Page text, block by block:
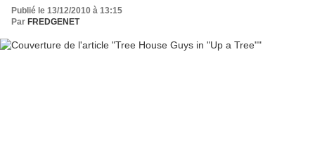
Publié le 13/12/2010 à 13:15
Par FREDGENET